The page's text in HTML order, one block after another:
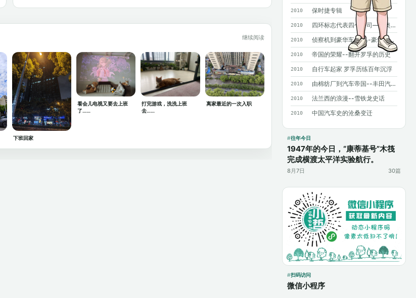
2010 保时捷专辑
2010 四环标志代表四个公司——奥迪历史概述
2010 侦察机到豪华车 宝马-豪华背后沧桑曲折
2010 帝国的荣耀--翻开罗孚的历史
2010 自行车起家 罗孚历练百年沉浮
2010 由棉纺厂到汽车帝国--丰田汽车发展史
2010 法兰西的浪漫--雪铁龙史话
2010 中国汽车史的沧桑变迁
往年今日
1947年的今日，“康蒂基号”木筏
完成横渡太平洋实验航行。
8月7日 30篇
扫码访问
微信小程序
继续阅读
下班回家
看会儿电视又要去上班
了……
打完游戏，洗洗上班
去……
离家最近的一次入职